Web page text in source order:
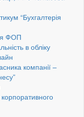
“Бухгалтерія
ФОП
в обліку
компанії –